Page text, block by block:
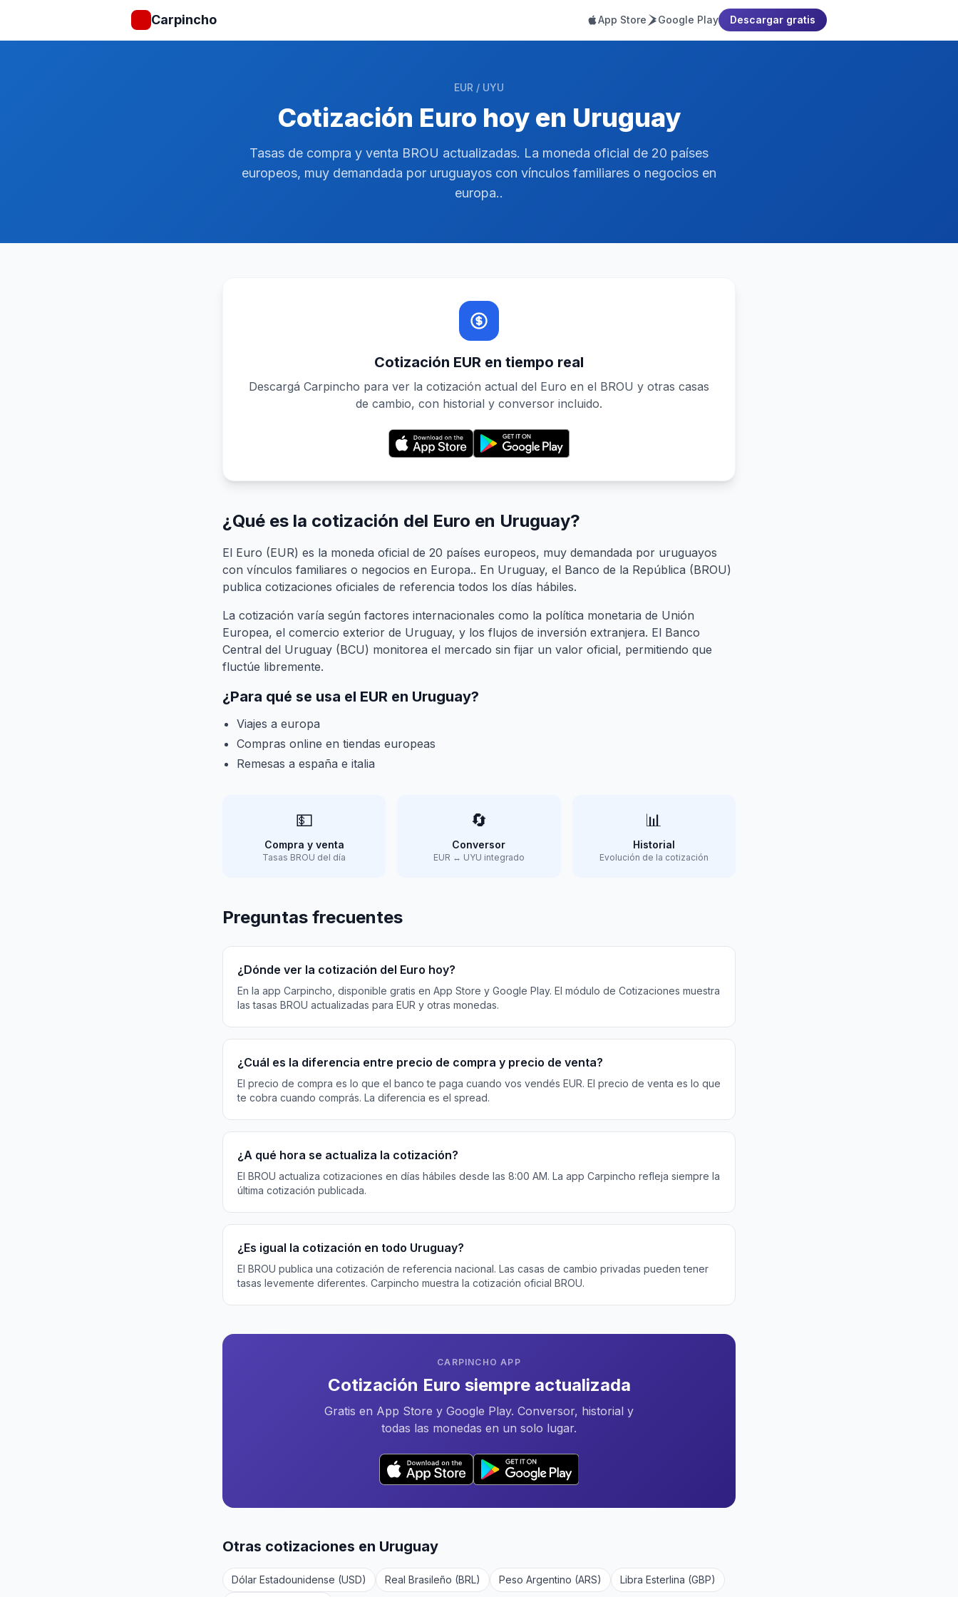
Carpincho App Store Google Play Descargar gratis
EUR / UYU
Cotización Euro hoy en Uruguay
Tasas de compra y venta BROU actualizadas. La moneda oficial de 20 países
europeos, muy demandada por uruguayos con vínculos familiares o negocios en
europa..
Cotización EUR en tiempo real
Descargá Carpincho para ver la cotización actual del Euro en el BROU y otras casas
de cambio, con historial y conversor incluido.
¿Qué es la cotización del Euro en Uruguay?
El Euro (EUR) es la moneda oficial de 20 países europeos, muy demandada por uruguayos
con vínculos familiares o negocios en Europa.. En Uruguay, el Banco de la República (BROU)
publica cotizaciones oficiales de referencia todos los días hábiles.
La cotización varía según factores internacionales como la política monetaria de Unión
Europea, el comercio exterior de Uruguay, y los flujos de inversión extranjera. El Banco
Central del Uruguay (BCU) monitorea el mercado sin fijar un valor oficial, permitiendo que
fluctúe libremente.
¿Para qué se usa el EUR en Uruguay?
Viajes a europa
Compras online en tiendas europeas
Remesas a españa e italia
💵
Compra y venta
Tasas BROU del día
🔄
Conversor
EUR ↔ UYU integrado
📊
Historial
Evolución de la cotización
Preguntas frecuentes
¿Dónde ver la cotización del Euro hoy?
En la app Carpincho, disponible gratis en App Store y Google Play. El módulo de Cotizaciones muestra
las tasas BROU actualizadas para EUR y otras monedas.
¿Cuál es la diferencia entre precio de compra y precio de venta?
El precio de compra es lo que el banco te paga cuando vos vendés EUR. El precio de venta es lo que
te cobra cuando comprás. La diferencia es el spread.
¿A qué hora se actualiza la cotización?
El BROU actualiza cotizaciones en días hábiles desde las 8:00 AM. La app Carpincho refleja siempre la
última cotización publicada.
¿Es igual la cotización en todo Uruguay?
El BROU publica una cotización de referencia nacional. Las casas de cambio privadas pueden tener
tasas levemente diferentes. Carpincho muestra la cotización oficial BROU.
CARPINCHO APP
Cotización Euro siempre actualizada
Gratis en App Store y Google Play. Conversor, historial y
todas las monedas en un solo lugar.
Otras cotizaciones en Uruguay
Dólar Estadounidense (USD) Real Brasileño (BRL) Peso Argentino (ARS) Libra Esterlina (GBP)